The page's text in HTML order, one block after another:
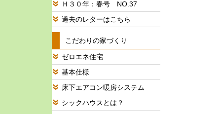
Ｈ３０年：春号 NO.37
過去のレターはこちら
こだわりの家づくり
ゼロエネ住宅
基本仕様
床下エアコン暖房システム
シックハウスとは？